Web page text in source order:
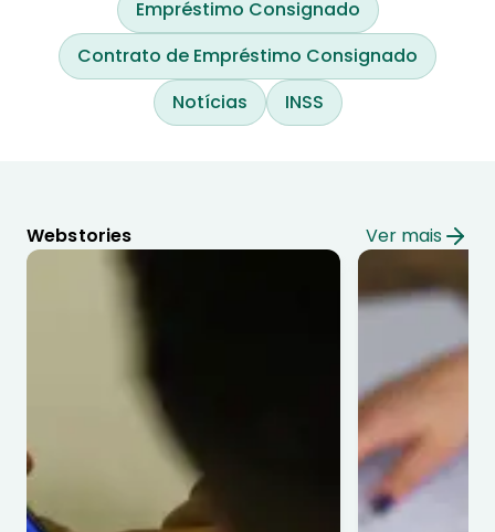
Empréstimo Consignado
Contrato de Empréstimo Consignado
Notícias
INSS
Webstories Ver mais